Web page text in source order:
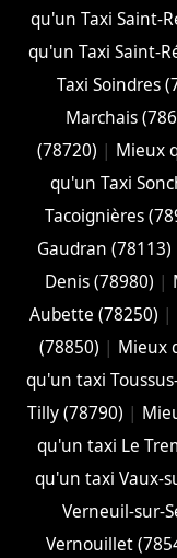
qu'un Taxi Saint-
qu'un Taxi Saint-
Taxi Soindres
Marchais
(78720) | Mieux
qu'un Taxi
Tacoignières
Gaudran (78113)
Denis (78980) |
Aubette (78250) |
(78850) | Mieux
qu'un taxi
Tilly (78790) |
qu'un taxi Le
qu'un taxi Vaux-
Verneuil-sur-
Vernouillet